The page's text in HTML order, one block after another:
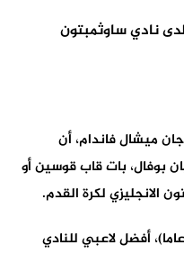
ميشال فاندام، أن
بوفال، بات قاب قوسين أو
الانجليزي لكرة القدم.
فاندام أن انتقال بوفال (22 عاما)، أفضل لاعبي للنادي